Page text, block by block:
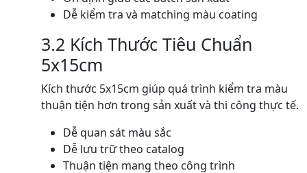
Dễ kiểm tra và matching màu coating
3.2 Kích Thước Tiêu Chuẩn
5x15cm
Kích thước 5x15cm giúp quá trình kiểm tra màu
thuận tiện hơn trong sản xuất và thi công thực tế.
Dễ quan sát màu sắc
Dễ lưu trữ theo catalog
Thuận tiện mang theo công trình